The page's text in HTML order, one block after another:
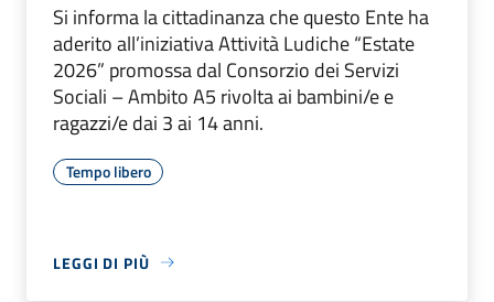
Si informa la cittadinanza che questo Ente ha
aderito all’iniziativa Attività Ludiche “Estate
2026” promossa dal Consorzio dei Servizi
Sociali – Ambito A5 rivolta ai bambini/e e
ragazzi/e dai 3 ai 14 anni.
Tempo libero
LEGGI DI PIÙ